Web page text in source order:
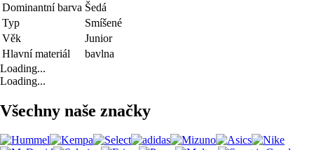
Dominantní barva Šedá
Typ
Smíšené
Věk
Junior
Hlavní materiál
bavlna
Loading...
Loading...
Všechny naše značky